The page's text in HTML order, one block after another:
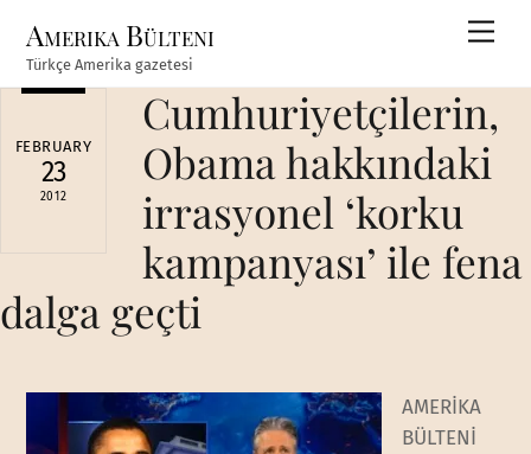
content
Amerika Bülteni
Türkçe Amerika gazetesi
FEBRUARY
23
2012
Cumhuriyetçilerin,
Obama hakkındaki
irrasyonel ‘korku
kampanyası’ ile fena
dalga geçti
AMERİKA
BÜLTENİ